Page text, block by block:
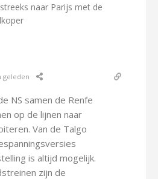
naar Parijs met de
geleden
NS samen de Renfe
op de lijnen naar
Van de Talgo
is altijd mogelijk.
zijn de